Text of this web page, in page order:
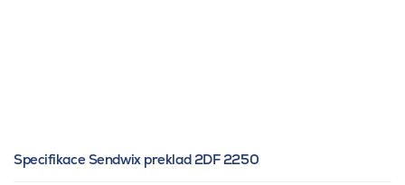
Specifikace Sendwix preklad 2DF 2250